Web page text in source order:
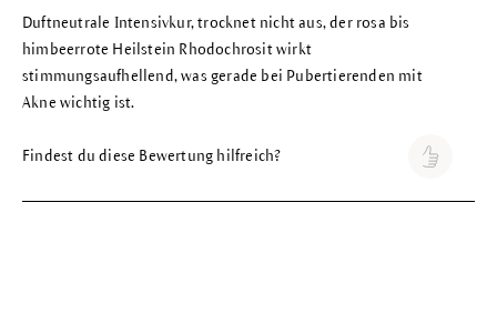
Duftneutrale Intensivkur, trocknet nicht aus, der rosa bis
himbeerrote Heilstein Rhodochrosit wirkt
stimmungsaufhellend, was gerade bei Pubertierenden mit
Akne wichtig ist.
Findest du diese Bewertung hilfreich?